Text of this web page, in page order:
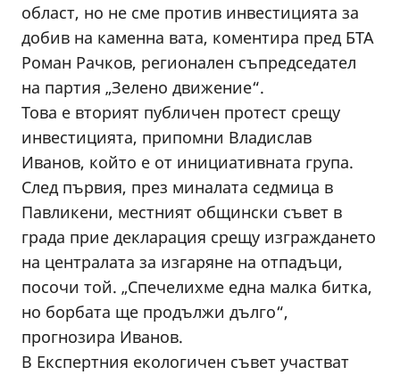
област, но не сме против инвестицията за
добив на каменна вата, коментира пред БТА
Роман Рачков, регионален съпредседател
на партия „Зелено движение“.
Това е вторият публичен протест срещу
инвестицията, припомни Владислав
Иванов, който е от инициативната група.
След първия, през миналата седмица в
Павликени, местният общински съвет в
града прие декларация срещу изграждането
на централата за изгаряне на отпадъци,
посочи той. „Спечелихме една малка битка,
но борбата ще продължи дълго“,
прогнозира Иванов.
В Експертния екологичен съвет участват